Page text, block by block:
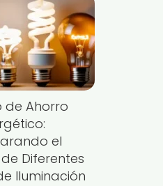
de Ahorro
el
Diferentes
Iluminación